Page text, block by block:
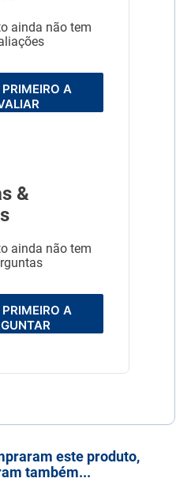
ainda não tem
A
&
ainda não tem
A
este produto,
também...